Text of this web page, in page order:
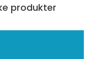
produkter